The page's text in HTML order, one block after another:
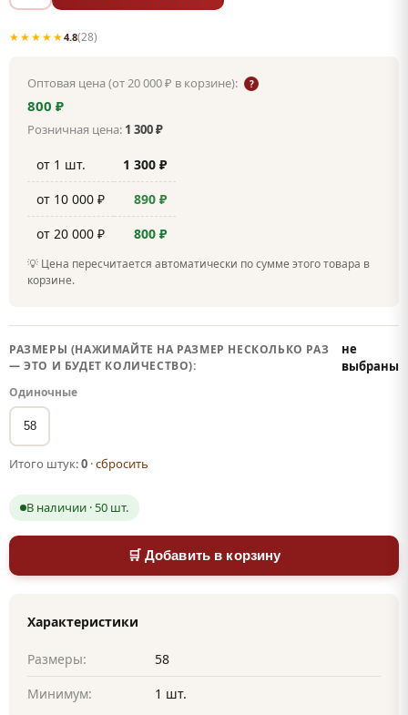
★★★★★4.8(28)
Оптовая цена (от 20 000 ₽ в корзине): ?
800 ₽
Розничная цена: 1 300 ₽
от 1 шт.
1 300 ₽
от 10 000 ₽
890 ₽
от 20 000 ₽
800 ₽
💡 Цена пересчитается автоматически по сумме этого товара в
корзине.
РАЗМЕРЫ (НАЖИМАЙТЕ НА РАЗМЕР НЕСКОЛЬКО РАЗ
— ЭТО И БУДЕТ КОЛИЧЕСТВО):
не
выбраны
Одиночные
58
Итого штук:0 ·сбросить
В наличии · 50 шт.
🛒 Добавить в корзину
Характеристики
Размеры:
58
Минимум:
1 шт.